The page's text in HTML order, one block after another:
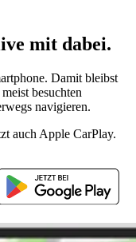
mit dabei.
Damit bleibst
besuchten
navigieren.
auch Apple CarPlay.